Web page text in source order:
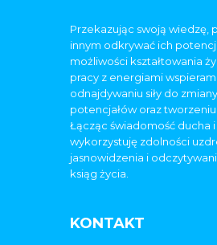
Przekazując swoją wiedzę,
innym odkrywać ich
możliwości kształtowania
pracy z energiami
odnajdywaniu siły do
potencjałów oraz
Łącząc świadomość ducha i
wykorzystuję zdolności
jasnowidzenia i
ksiąg życia.
KONTAKT